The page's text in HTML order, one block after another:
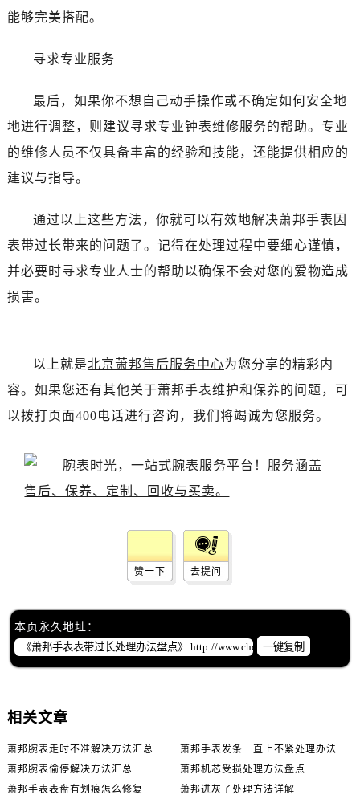
能够完美搭配。
寻求专业服务
最后，如果你不想自己动手操作或不确定如何安全地
地进行调整，则建议寻求专业钟表维修服务的帮助。专业
的维修人员不仅具备丰富的经验和技能，还能提供相应的
建议与指导。
通过以上这些方法，你就可以有效地解决萧邦手表因
表带过长带来的问题了。记得在处理过程中要细心谨慎，
并必要时寻求专业人士的帮助以确保不会对您的爱物造成
损害。
以上就是北京萧邦售后服务中心为您分享的精彩内
容。如果您还有其他关于萧邦手表维护和保养的问题，可
以拨打页面400电话进行咨询，我们将竭诚为您服务。
赞一下 去提问
本页永久地址：
一键复制
相关文章
萧邦腕表走时不准解决方法汇总
萧邦手表发条一直上不紧处理办法推荐
萧邦腕表偷停解决方法汇总
萧邦机芯受损处理方法盘点
萧邦手表表盘有划痕怎么修复
萧邦进灰了处理方法详解